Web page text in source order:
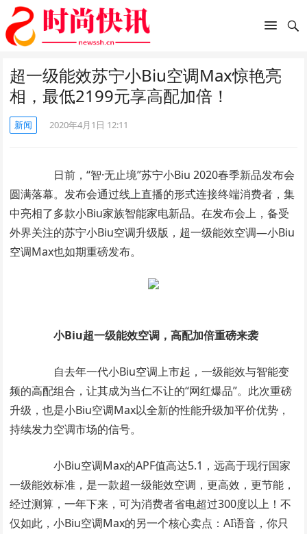
超一级能效苏宁小Biu空调Max惊艳亮
相，最低2199元享高配加倍！
新闻 2020年4月1日 12:11
日前，“智·无止境”苏宁小Biu 2020春季新品发布会
圆满落幕。发布会通过线上直播的形式连接终端消费者，集
中亮相了多款小Biu家族智能家电新品。在发布会上，备受
外界关注的苏宁小Biu空调升级版，超一级能效空调—小Biu
空调Max也如期重磅发布。
小Biu超一级能效空调 ，高配加倍重磅来袭
自去年一代小Biu空调上市起，一级能效与智能变
频的高配组合，让其成为当仁不让的“网红爆品”。此次重磅
升级，也是小Biu空调Max以全新的性能升级加平价优势，
持续发力空调市场的信号。
小Biu空调Max的APF值高达5.1，远高于现行国家
一级能效标准，是一款超一级能效空调，更高效，更节能，
经过测算，一年下来，可为消费者省电超过300度以上！不
仅如此，小Biu空调Max的另一个核心卖点：AI语音，你只